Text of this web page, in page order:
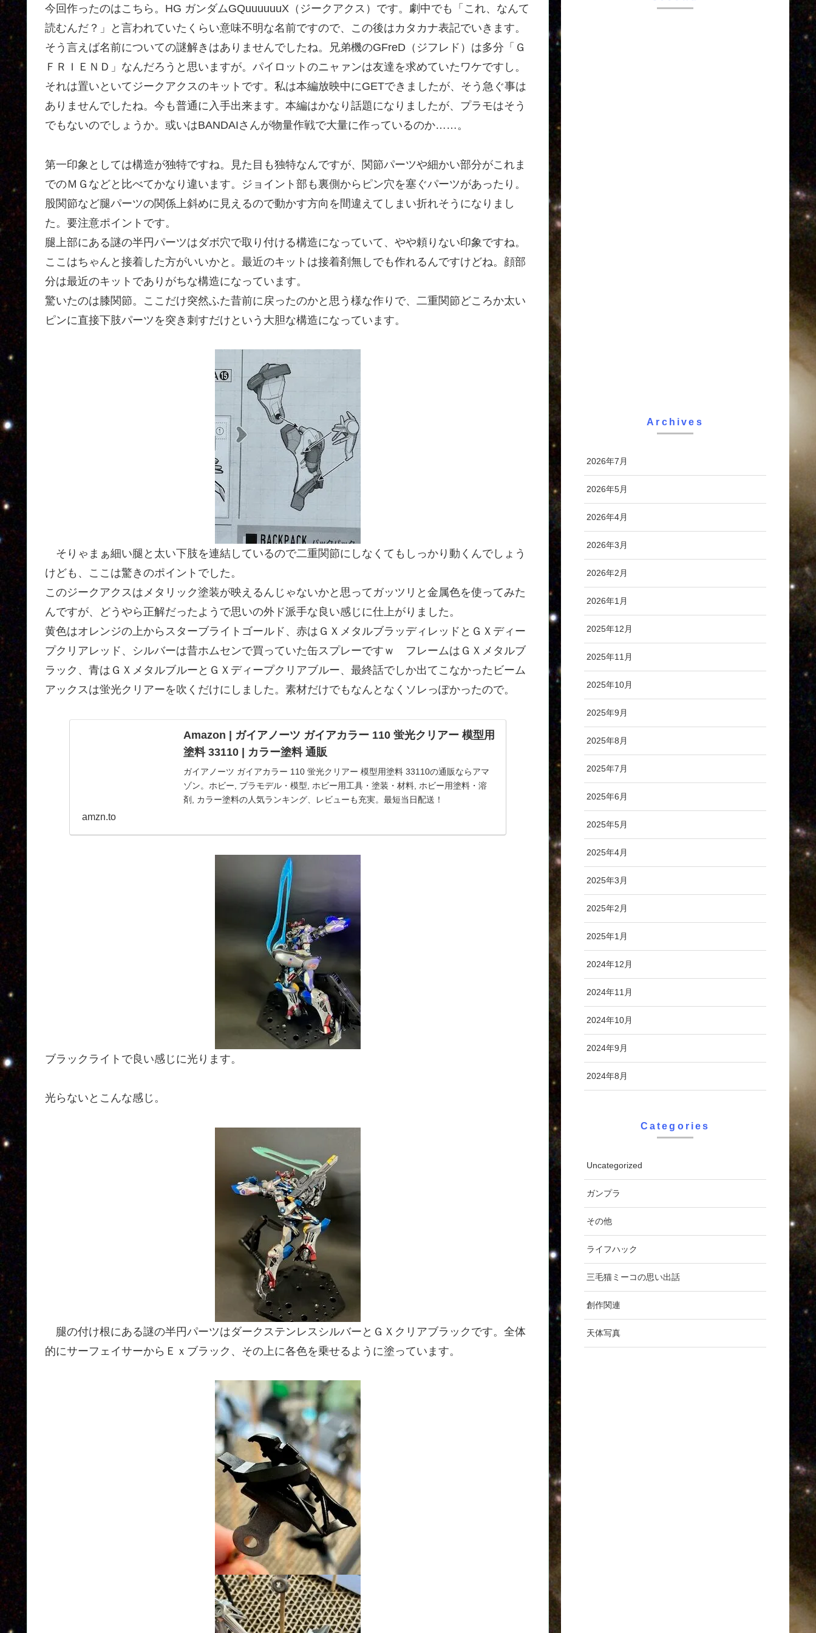
今回作ったのはこちら。HG ガンダムGQuuuuuuX（ジークアクス）です。劇中でも「これ、なんて
読むんだ？」と言われていたくらい意味不明な名前ですので、この後はカタカナ表記でいきます。
そう言えば名前についての謎解きはありませんでしたね。兄弟機のGFreD（ジフレド）は多分「Ｇ
ＦＲＩＥＮＤ」なんだろうと思いますが。パイロットのニャァンは友達を求めていたワケですし。
それは置いといてジークアクスのキットです。私は本編放映中にGETできましたが、そう急ぐ事は
ありませんでしたね。今も普通に入手出来ます。本編はかなり話題になりましたが、プラモはそう
でもないのでしょうか。或いはBANDAIさんが物量作戦で大量に作っているのか……。
第一印象としては構造が独特ですね。見た目も独特なんですが、関節パーツや細かい部分がこれま
でのＭＧなどと比べてかなり違います。ジョイント部も裏側からピン穴を塞ぐパーツがあったり。
股関節など腿パーツの関係上斜めに見えるので動かす方向を間違えてしまい折れそうになりまし
た。要注意ポイントです。
腿上部にある謎の半円パーツはダボ穴で取り付ける構造になっていて、やや頼りない印象ですね。
ここはちゃんと接着した方がいいかと。最近のキットは接着剤無しでも作れるんですけどね。顔部
分は最近のキットでありがちな構造になっています。
驚いたのは膝関節。ここだけ突然ふた昔前に戻ったのかと思う様な作りで、二重関節どころか太い
ピンに直接下肢パーツを突き刺すだけという大胆な構造になっています。
そりゃまぁ細い腿と太い下肢を連結しているので二重関節にしなくてもしっかり動くんでしょう
けども、ここは驚きのポイントでした。
このジークアクスはメタリック塗装が映えるんじゃないかと思ってガッツリと金属色を使ってみた
んですが、どうやら正解だったようで思いの外ド派手な良い感じに仕上がりました。
黄色はオレンジの上からスターブライトゴールド、赤はＧＸメタルブラッディレッドとＧＸディー
プクリアレッド、シルバーは昔ホムセンで買っていた缶スプレーですｗ フレームはＧＸメタルブ
ラック、青はＧＸメタルブルーとＧＸディープクリアブルー、最終話でしか出てこなかったビーム
アックスは蛍光クリアーを吹くだけにしました。素材だけでもなんとなくソレっぽかったので。
Amazon | ガイアノーツ ガイアカラー 110 蛍光クリアー 模型用
塗料 33110 | カラー塗料 通販
ガイアノーツ ガイアカラー 110 蛍光クリアー 模型用塗料 33110の通販ならアマ
ゾン。ホビー, プラモデル・模型, ホビー用工具・塗装・材料, ホビー用塗料・溶
剤, カラー塗料の人気ランキング、レビューも充実。最短当日配送！
amzn.to
ブラックライトで良い感じに光ります。
光らないとこんな感じ。
腿の付け根にある謎の半円パーツはダークステンレスシルバーとＧＸクリアブラックです。全体
的にサーフェイサーからＥｘブラック、その上に各色を乗せるように塗っています。
Archives
2026年7月
2026年5月
2026年4月
2026年3月
2026年2月
2026年1月
2025年12月
2025年11月
2025年10月
2025年9月
2025年8月
2025年7月
2025年6月
2025年5月
2025年4月
2025年3月
2025年2月
2025年1月
2024年12月
2024年11月
2024年10月
2024年9月
2024年8月
Categories
Uncategorized
ガンプラ
その他
ライフハック
三毛猫ミーコの思い出話
創作関連
天体写真